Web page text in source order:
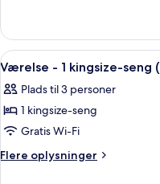
udsigt
til
flod
(MEDIUM)
med
enkeltsenge
udsigt
til
(MEDIUM)
Indlæs
alle
billeder
af
Værelse
-
7
Værelse - 1 kingsize-seng
Plads til 3 personer
1 kingsize-seng
Gratis Wi-Fi
Flere oplysninger
Flere